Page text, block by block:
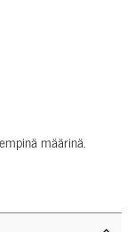
määrinä.